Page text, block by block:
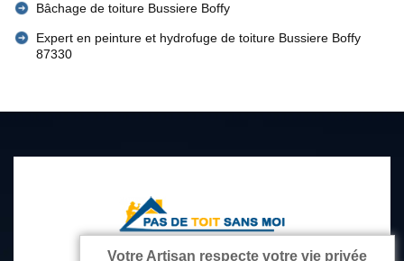
Bâchage de toiture Bussiere Boffy
Expert en peinture et hydrofuge de toiture Bussiere Boffy
87330
Votre Artisan respecte votre vie privée